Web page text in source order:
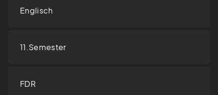
Englisch
11.Semester
FDR